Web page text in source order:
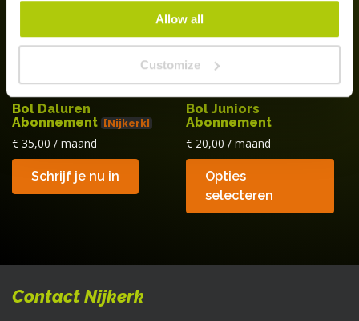
Allow all
Customize
op
de
productpagina
Bol Daluren
Abonnement
[Nijkerk]
€ 35,00 / maand
Schrijf je nu in
Bol Juniors
Abonnement
€ 20,00 / maand
Opties
selecteren
Contact Nijkerk